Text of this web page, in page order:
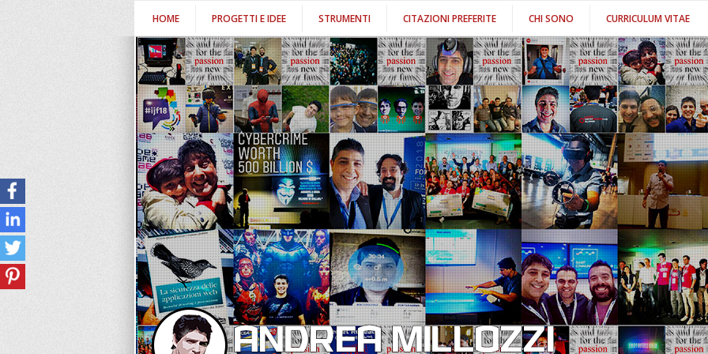
HOME PROGETTI E IDEE STRUMENTI CITAZIONI PREFERITE CHI SONO CURRICULUM VITAE